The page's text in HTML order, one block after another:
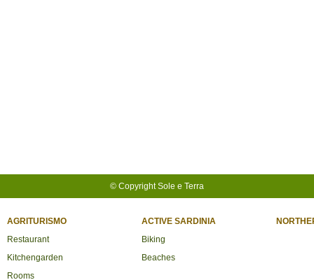
© Copyright Sole e Terra
AGRITURISMO
Restaurant
Kitchengarden
Rooms
ACTIVE SARDINIA
Biking
Beaches